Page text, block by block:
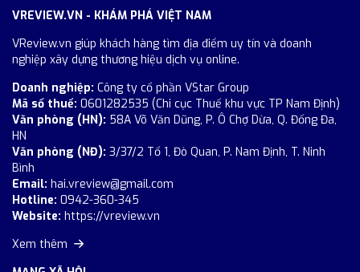
VREVIEW.VN - KHÁM PHÁ VIỆT NAM
VReview.vn giúp khách hàng tìm địa điểm uy tín và doanh
nghiệp xây dựng thương hiệu dịch vụ online.
Doanh nghiệp: Công ty cổ phần VStar Group
Mã số thuế: 0601282535 (Chi cục Thuế khu vực TP Nam Định)
Văn phòng (HN): 58A Võ Văn Dũng, P. Ô Chợ Dừa, Q. Đống Đa,
HN
Văn phòng (NĐ): 3/37/2 Tổ 1, Đò Quan, P. Nam Định, T. Ninh
Bình
Email: hai.vreview@gmail.com
Hotline: 0942-360-345
Website: https://vreview.vn
Xem thêm